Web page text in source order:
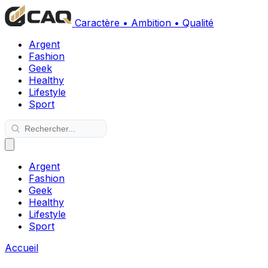
Caractère • Ambition • Qualité
Argent
Fashion
Geek
Healthy
Lifestyle
Sport
Argent
Fashion
Geek
Healthy
Lifestyle
Sport
Accueil